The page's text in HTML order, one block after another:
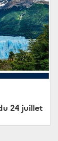
24 juillet